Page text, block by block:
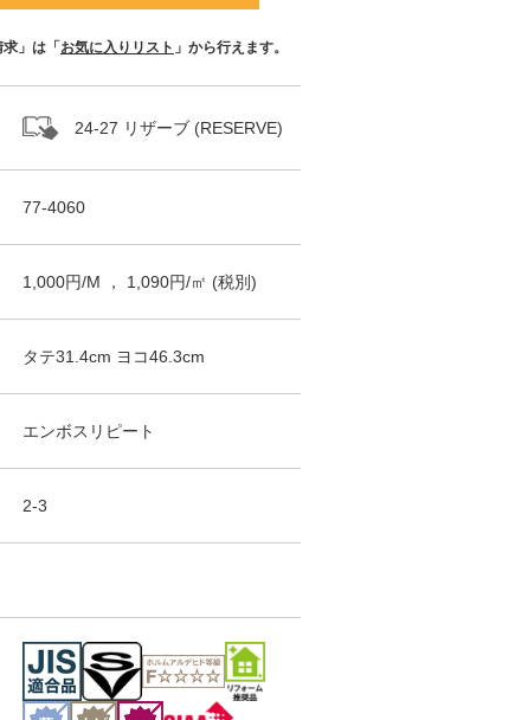
ライトフレッシ
RE55388
ライトフレッシ
ライトフレッシ
」は「 お気に入りリスト 」から行えます。
24-27 リザーブ (RESERVE)
77-4060
1,000円/M ， 1,090円/㎡ (税別)
タテ31.4cm ヨコ46.3cm
エンボスリピート
2-3